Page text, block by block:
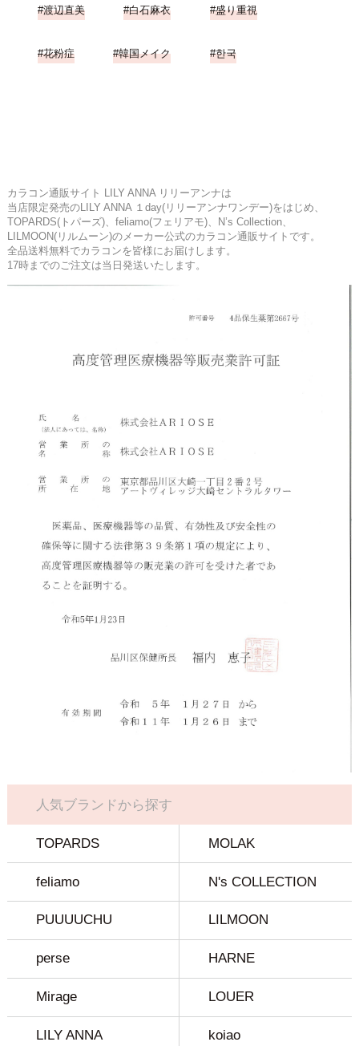
渡辺直美 白石麻衣 盛り重視
花粉症 韓国メイク 한국
カラコン通販サイト LILY ANNA リリーアンナは
当店限定発売のLILY ANNA １day(リリーアンナワンデー)をはじめ、
TOPARDS(トパーズ)、feliamo(フェリアモ)、N’s Collection、
LILMOON(リルムーン)のメーカー公式のカラコン通販サイトです。
全品送料無料でカラコンを皆様にお届けします。
17時までのご注文は当日発送いたします。
人気ブランドから探す
TOPARDS MOLAK
feliamo N's COLLECTION
PUUUUCHU LILMOON
perse HARNE
Mirage LOUER
LILY ANNA koiao